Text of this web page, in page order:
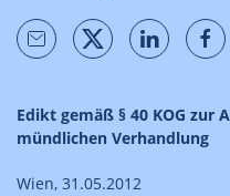
Edikt gemäß § 40 KOG zur
mündlichen Verhandlung
Wien, 31.05.2012